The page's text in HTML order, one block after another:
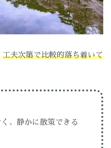
工夫次第で比較的落ち着いて
、静かに散策できる